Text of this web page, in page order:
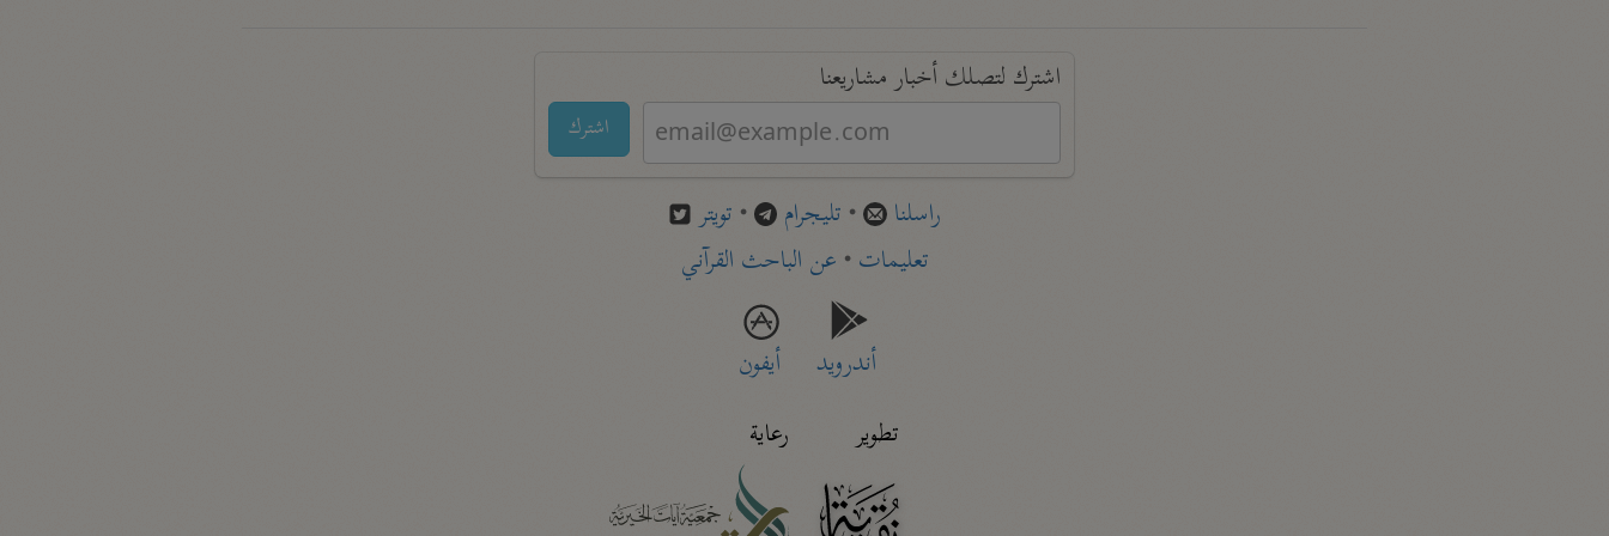
اشترك لتصلك أخبار مشاريعنا
اشترك
راسلنا • تليجرام • تويتر
تعليمات• عن الباحث القرآني
أندرويد
أيفون
تطوير
رعاية